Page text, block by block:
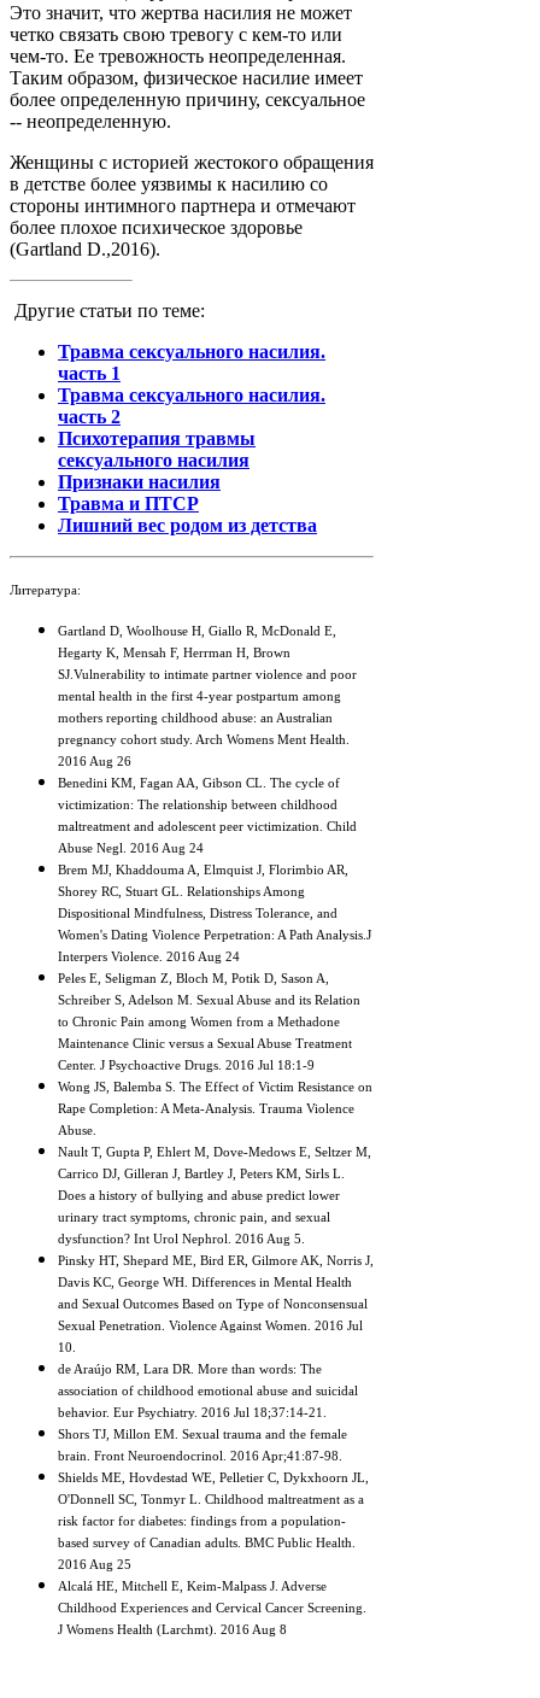
Это значит, что жертва насилия не может
четко связать свою тревогу с кем-то или
чем-то. Ее тревожность неопределенная.
Таким образом, физическое насилие имеет
более определенную причину, сексуальное
-- неопределенную.
Женщины с историей жестокого обращения
в детстве более уязвимы к насилию со
стороны интимного партнера и отмечают
более плохое психическое здоровье
(Gartland D.,2016).
Другие статьи по теме:
Травма сексуального насилия.
часть 1
Травма сексуального насилия.
часть 2
Психотерапия травмы
сексуального насилия
Признаки насилия
Травма и ПТСР
Лишний вес родом из детства
Литература:
Gartland D, Woolhouse H, Giallo R, McDonald E,
Hegarty K, Mensah F, Herrman H, Brown
SJ.Vulnerability to intimate partner violence and poor
mental health in the first 4-year postpartum among
mothers reporting childhood abuse: an Australian
pregnancy cohort study. Arch Womens Ment Health.
2016 Aug 26
Benedini KM, Fagan AA, Gibson CL. The cycle of
victimization: The relationship between childhood
maltreatment and adolescent peer victimization. Child
Abuse Negl. 2016 Aug 24
Brem MJ, Khaddouma A, Elmquist J, Florimbio AR,
Shorey RC, Stuart GL. Relationships Among
Dispositional Mindfulness, Distress Tolerance, and
Women's Dating Violence Perpetration: A Path Analysis.J
Interpers Violence. 2016 Aug 24
Peles E, Seligman Z, Bloch M, Potik D, Sason A,
Schreiber S, Adelson M. Sexual Abuse and its Relation
to Chronic Pain among Women from a Methadone
Maintenance Clinic versus a Sexual Abuse Treatment
Center. J Psychoactive Drugs. 2016 Jul 18:1-9
Wong JS, Balemba S. The Effect of Victim Resistance on
Rape Completion: A Meta-Analysis. Trauma Violence
Abuse.
Nault T, Gupta P, Ehlert M, Dove-Medows E, Seltzer M,
Carrico DJ, Gilleran J, Bartley J, Peters KM, Sirls L.
Does a history of bullying and abuse predict lower
urinary tract symptoms, chronic pain, and sexual
dysfunction? Int Urol Nephrol. 2016 Aug 5.
Pinsky HT, Shepard ME, Bird ER, Gilmore AK, Norris J,
Davis KC, George WH. Differences in Mental Health
and Sexual Outcomes Based on Type of Nonconsensual
Sexual Penetration. Violence Against Women. 2016 Jul
10.
de Araújo RM, Lara DR. More than words: The
association of childhood emotional abuse and suicidal
behavior. Eur Psychiatry. 2016 Jul 18;37:14-21.
Shors TJ, Millon EM. Sexual trauma and the female
brain. Front Neuroendocrinol. 2016 Apr;41:87-98.
Shields ME, Hovdestad WE, Pelletier C, Dykxhoorn JL,
O'Donnell SC, Tonmyr L. Childhood maltreatment as a
risk factor for diabetes: findings from a population-
based survey of Canadian adults. BMC Public Health.
2016 Aug 25
Alcalá HE, Mitchell E, Keim-Malpass J. Adverse
Childhood Experiences and Cervical Cancer Screening.
J Womens Health (Larchmt). 2016 Aug 8